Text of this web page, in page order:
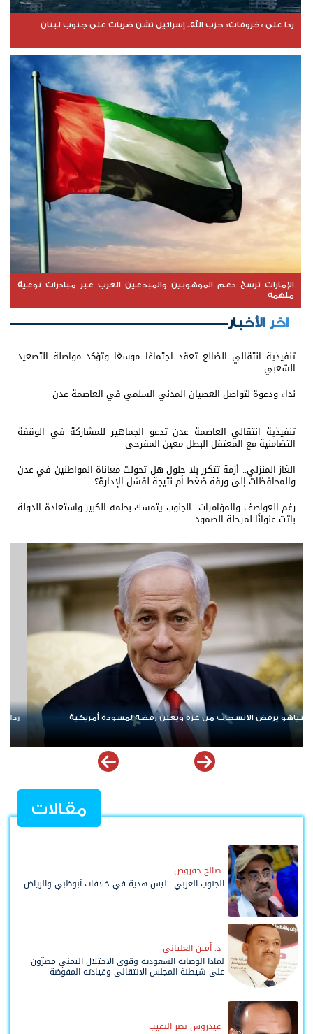
ردا على «خروقات» حزب الله.. إسرائيل تشن ضربات على جنوب لبنان
الإمارات ترسخ دعم الموهوبين والمبدعين العرب عبر مبادرات نوعية
ملهمة
اخر الأخبار
تنفيذية انتقالي الضالع تعقد اجتماعًا موسعًا وتؤكد مواصلة التصعيد
الشعبي
نداء ودعوة لتواصل العصيان المدني السلمي في العاصمة عدن
تنفيذية انتقالي العاصمة عدن تدعو الجماهير للمشاركة في الوقفة
التضامنية مع المعتقل البطل معين المقرحي
الغاز المنزلي.. أزمة تتكرر بلا حلول هل تحولت معاناة المواطنين في عدن
والمحافظات إلى ورقة ضغط أم نتيجة لفشل الإدارة؟
رغم العواصف والمؤامرات.. الجنوب يتمسك بحلمه الكبير واستعادة الدولة
باتت عنوانًا لمرحلة الصمود
ردا على «خروقات» حزب الله.. إسرائيل تشن ضربات على جنوب لبنان
مقالات
صالح حقروص
الجنوب العربي.. ليس هدية في خلافات أبوظبي والرياض
د. أمين العلياني
لماذا الوصاية السعودية وقوى الاحتلال اليمني مصرّون
على شيطنة المجلس الانتقالي وقيادته المفوضة
عيدروس نصر النقيب